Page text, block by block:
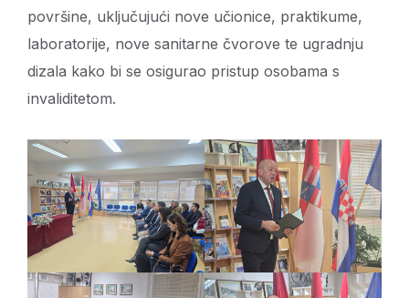
površine, uključujući nove učionice, praktikume,
laboratorije, nove sanitarne čvorove te ugradnju
dizala kako bi se osigurao pristup osobama s
invaliditetom.